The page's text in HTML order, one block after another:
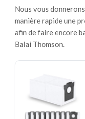
Nous vous
manière rapide une
afin de faire encore
Balai Thomson.